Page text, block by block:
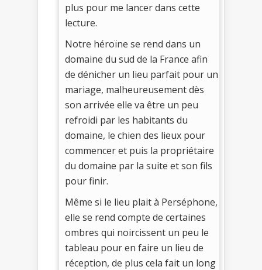
plus pour me lancer dans cette
lecture.
Notre héroïne se rend dans un
domaine du sud de la France afin
de dénicher un lieu parfait pour un
mariage, malheureusement dès
son arrivée elle va être un peu
refroidi par les habitants du
domaine, le chien des lieux pour
commencer et puis la propriétaire
du domaine par la suite et son fils
pour finir.
Même si le lieu plait à Perséphone,
elle se rend compte de certaines
ombres qui noircissent un peu le
tableau pour en faire un lieu de
réception, de plus cela fait un long